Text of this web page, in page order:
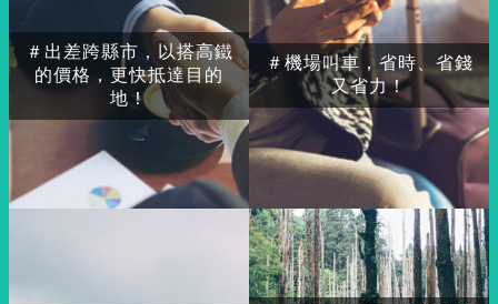
＃出差跨縣市，以搭高鐵
的價格，更快抵達目的
地！
＃機場叫車，省時、省錢
又省力！